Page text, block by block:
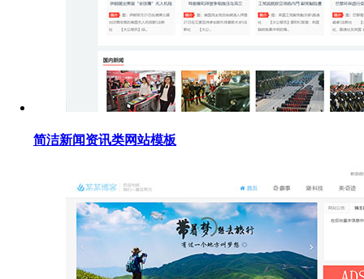
简洁新闻资讯类网站模板